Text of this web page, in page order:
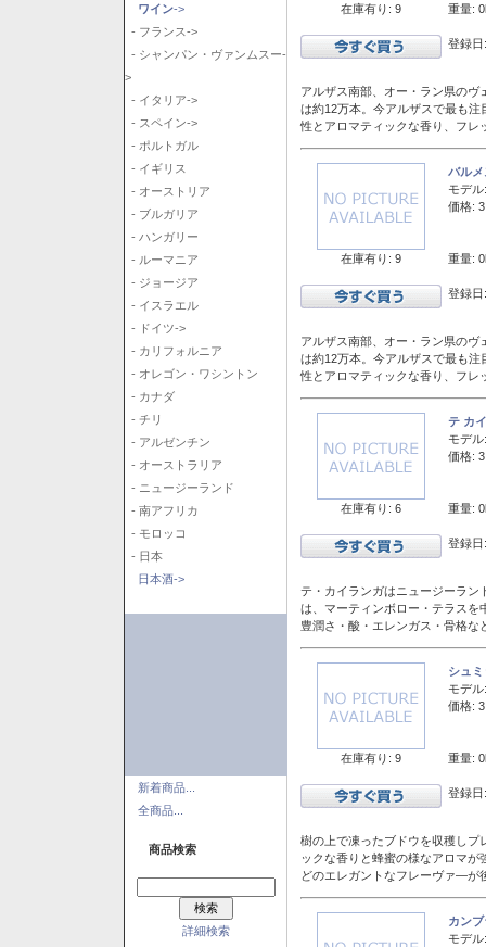
ワイン->
- フランス->
- シャンパン・ヴァンムスー-
>
- イタリア->
- スペイン->
- ポルトガル
- イギリス
- オーストリア
- ブルガリア
- ハンガリー
- ルーマニア
- ジョージア
- イスラエル
- ドイツ->
- カリフォルニア
- オレゴン・ワシントン
- カナダ
- チリ
- アルゼンチン
- オーストラリア
- ニュージーランド
- 南アフリカ
- モロッコ
- 日本
日本酒->
新着商品...
全商品...
商品検索
詳細検索
在庫有り: 9 重量:
登録
アルザス南部、オー・ラン県の
は約12万本。今アルザスで最も
性とアロマティックな香り、フレ
在庫有り: 9
バル
モデル:
価格:
重量:
登録
アルザス南部、オー・ラン県の
は約12万本。今アルザスで最も
性とアロマティックな香り、フレ
在庫有り: 6
テ カ
モデル:
価格:
重量:
登録
テ・カイランガはニュージーラン
は、マーティンボロー・テラスを
豊潤さ・酸・エレンガス・骨格
在庫有り: 9
シュ
モデル:
価格:
重量:
登録
樹の上で凍ったブドウを収穫しプ
ックな香りと蜂蜜の様なアロマ
どのエレガントなフレーヴァ―が
カン
モデル: